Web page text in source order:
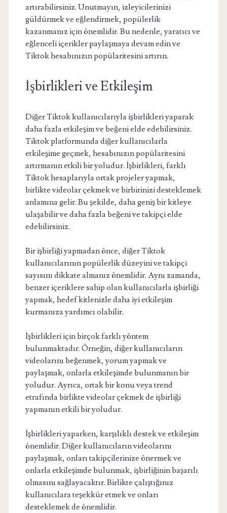
artırabilirsiniz. Unutmayın, izleyicilerinizi
güldürmek ve eğlendirmek, popülerlik
kazanmanız için önemlidir. Bu nedenle, yaratıcı ve
eğlenceli içerikler paylaşmaya devam edin ve
Tiktok hesabınızın popülaritesini artırın.
İşbirlikleri ve Etkileşim
Diğer Tiktok kullanıcılarıyla işbirlikleri yaparak
daha fazla etkileşim ve beğeni elde edebilirsiniz.
Tiktok platformunda diğer kullanıcılarla
etkileşime geçmek, hesabınızın popülaritesini
artırmanın etkili bir yoludur. İşbirlikleri, farklı
Tiktok hesaplarıyla ortak projeler yapmak,
birlikte videolar çekmek ve birbirinizi desteklemek
anlamına gelir. Bu şekilde, daha geniş bir kitleye
ulaşabilir ve daha fazla beğeni ve takipçi elde
edebilirsiniz.
Bir işbirliği yapmadan önce, diğer Tiktok
kullanıcılarının popülerlik düzeyini ve takipçi
sayısını dikkate almanız önemlidir. Aynı zamanda,
benzer içeriklere sahip olan kullanıcılarla işbirliği
yapmak, hedef kitlenizle daha iyi etkileşim
kurmanıza yardımcı olabilir.
İşbirlikleri için birçok farklı yöntem
bulunmaktadır. Örneğin, diğer kullanıcıların
videolarını beğenmek, yorum yapmak ve
paylaşmak, onlarla etkileşimde bulunmanın bir
yoludur. Ayrıca, ortak bir konu veya trend
etrafında birlikte videolar çekmek de işbirliği
yapmanın etkili bir yoludur.
İşbirlikleri yaparken, karşılıklı destek ve etkileşim
önemlidir. Diğer kullanıcıların videolarını
paylaşmak, onları takipçilerinize önermek ve
onlarla etkileşimde bulunmak, işbirliğinin başarılı
olmasını sağlayacaktır. Birlikte çalıştığınız
kullanıcılara teşekkür etmek ve onları
desteklemek de önemlidir.